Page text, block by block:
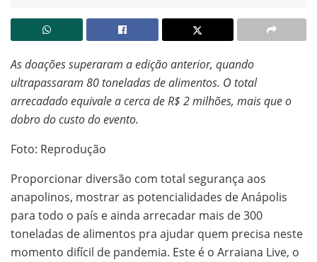
As doações superaram a edição anterior, quando
ultrapassaram 80 toneladas de alimentos. O total
arrecadado equivale a cerca de R$ 2 milhões, mais que o
dobro do custo do evento.
Foto: Reprodução
Proporcionar diversão com total segurança aos
anapolinos, mostrar as potencialidades de Anápolis
para todo o país e ainda arrecadar mais de 300
toneladas de alimentos pra ajudar quem precisa neste
momento difícil de pandemia. Este é o Arraiana Live, o